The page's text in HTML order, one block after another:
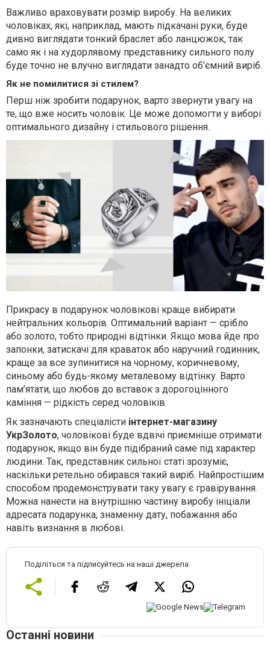
Важливо враховувати розмір виробу. На великих
чоловіках, які, наприклад, мають підкачані руки, буде
дивно виглядати тонкий браслет або ланцюжок, так
само як і на худорлявому представнику сильного полу
буде точно не влучно виглядати занадто об’ємний виріб.
Як не помилитися зі стилем?
Перш ніж зробити подарунок, варто звернути увагу на
те, що вже носить чоловік. Це може допомогти у виборі
оптимального дизайну і стильового рішення.
Прикрасу в подарунок чоловікові краще вибирати
нейтральних кольорів. Оптимальний варіант — срібло
або золото, тобто природні відтінки. Якщо мова йде про
запонки, затискачі для краваток або наручний годинник,
краще за все зупинитися на чорному, коричневому,
синьому або будь-якому металевому відтінку. Варто
пам’ятати, що любов до вставок з дорогоцінного
каміння — рідкість серед чоловіків.
Як зазначають спеціалісти інтернет-магазину
УкрЗолото, чоловікові буде вдвічі приємніше отримати
подарунок, якщо він буде підібраний саме під характер
людини. Так, представник сильної статі зрозуміє,
наскільки ретельно обирався такий виріб. Найпростішим
способом продемонструвати таку увагу є гравірування.
Можна нанести на внутрішню частину виробу ініціали
адресата подарунка, знаменну дату, побажання або
навіть визнання в любові.
Поділіться та підписуйтесь на наші джерела
Останні новини